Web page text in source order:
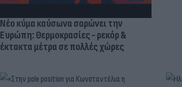
Νέο κύμα καύσωνα σαρώνει την
Ευρώπη: Θερμοκρασίες - ρεκόρ &
έκτακτα μέτρα σε πολλές χώρες